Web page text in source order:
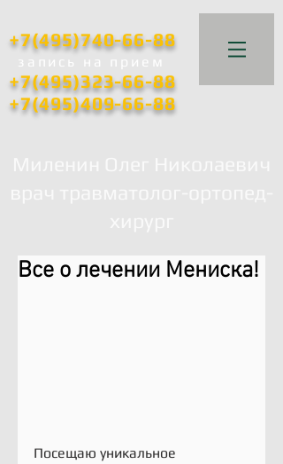
+7(495)740-66-88
запись на прием
+7(495)323-66-88
+7(495)409-66-88
Все о лечении Мениска!
Посещаю уникальное